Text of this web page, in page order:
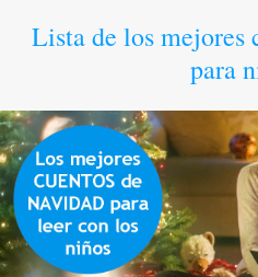
Lista de los mejores
para